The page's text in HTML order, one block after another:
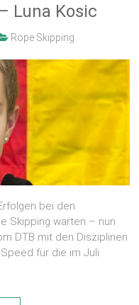
Luna Kosic
Rope Skipping
bei den
Skipping warten – nun
DTB mit den Disziplinen
für die im Juli